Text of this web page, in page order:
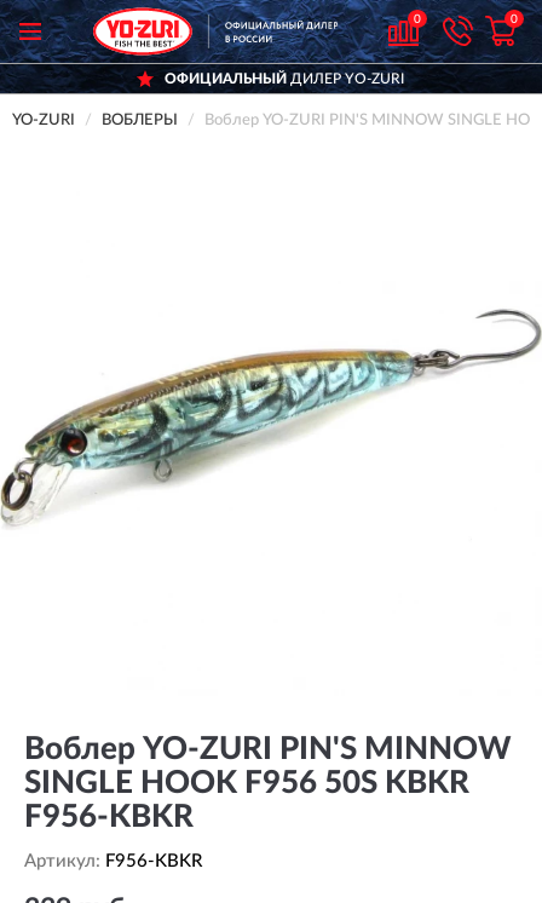
0 0
ОФИЦИАЛЬНЫЙДИЛЕР YO-ZURI
YO-ZURI ВОБЛЕРЫ Воблер YO-ZURI PIN'S MINNOW SINGLE
Воблер YO-ZURI PIN'S MINNOW
SINGLE HOOK F956 50S KBKR
F956-KBKR
Артикул: F956-KBKR